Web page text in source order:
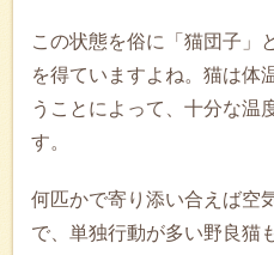
この状態を俗に「猫団子」
を得ていますよね。猫は体
うことによって、十分な温
す。
何匹かで寄り添い合えば空
で、単独行動が多い野良猫